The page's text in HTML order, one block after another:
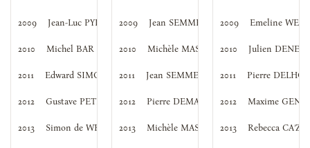
2009 Jean-Luc PYPE
2010 Michel BAR
2011 Edward SIMONEZ
2012 Gustave PETRUS
2013 Simon de WRANGEL
2009 Jean SEMMELING
2010 Michèle MASSINA
2011 Jean SEMMELING
2012 Pierre DEMAERE
2013 Michèle MASSINA
2009 Emeline
2010 Julien
2011 Pierre
2012 Maxime
2013 Rebecca